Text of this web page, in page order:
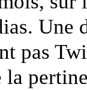
Une
pas